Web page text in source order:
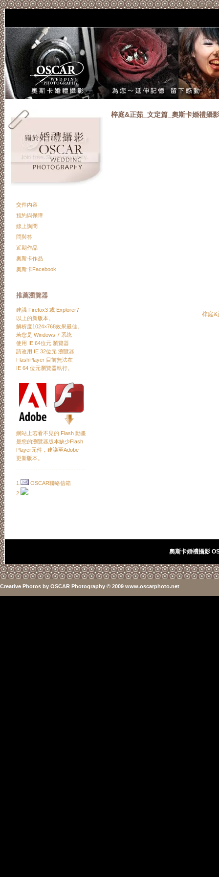
交件內容
預約與保障
線上詢問
問與答
近期作品
奧斯卡作品
奧斯卡Facebook
推薦瀏覽器
建議 Firefox3 或 Explorer7
以上的新版本。
解析度1024×768效果最佳。
若您是 Windows 7 系統
使用 IE 64位元 瀏覽器
請改用 IE 32位元 瀏覽器
FlashPlayer 目前無法在
IE 64 位元瀏覽器執行。
網站上若看不見的 Flash 動畫
是您的瀏覽器版本缺少Flash
Player元件，建議至Adobe
更新版本。
1.
OSCAR聯絡信箱
2.
梓庭&正茹_文定篇_奧斯卡婚禮攝影
梓庭&
奧斯卡婚禮攝影
Creative Photos by OSCAR Photography © 2009 www.oscarphoto.net